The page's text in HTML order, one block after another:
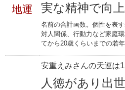
地運
実な精神で向
名前の合計画数。個性を表
対人関係、行動力など家庭
てから20歳くらいまでの若
安重えみさんの天運は
人徳があり出